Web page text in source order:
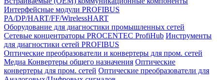
Интерфейсные модули PROFIBUS
PA/DP/HART/FF/WirelessHART
Оборудование для диагностики промышленных сетей
Сетевые концентраторы PROCENTEC ProfiHub Инструменты
для диагностики сетей PROFIBUS
Оптические преобразователи и конвертеры для пром. сетей
Медиа Конвертеры общего назначения Оптические
конвертеры для пром. сетей Оптические преобразователи для